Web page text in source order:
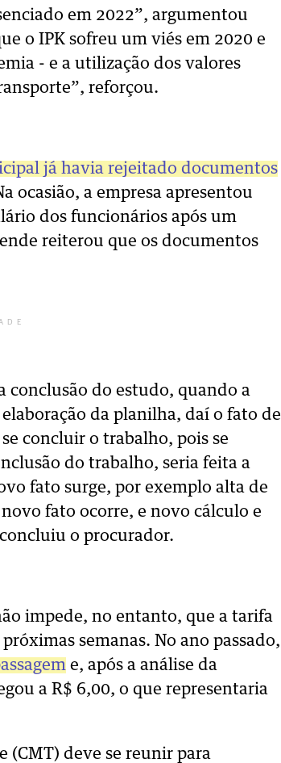
em 2022”, argumentou
o IPK sofreu um viés em 2020 e
- e a utilização dos valores
reforçou.
já havia rejeitado documentos
ocasião, a empresa apresentou
dos funcionários após um
reiterou que os documentos
conclusão do estudo, quando a
da planilha, daí o fato de
concluir o trabalho, pois se
do trabalho, seria feita a
fato surge, por exemplo alta de
fato ocorre, e novo cálculo e
o procurador.
impede, no entanto, que a tarifa
semanas. No ano passado,
e, após a análise da
a R$ 6,00, o que representaria
(CMT) deve se reunir para